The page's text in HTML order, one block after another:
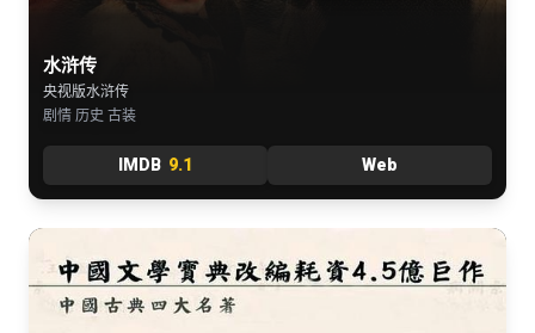
水浒传
央视版水浒传
剧情 历史 古装
IMDB 9.1 Web